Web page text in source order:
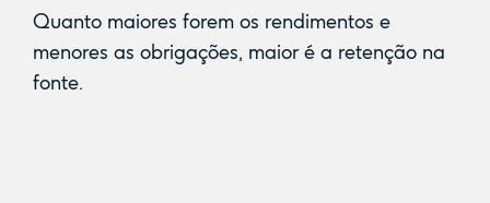
Quanto maiores forem os rendimentos e
menores as obrigações, maior é a retenção na
fonte.